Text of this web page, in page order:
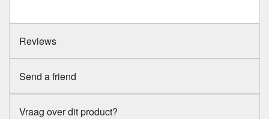
Reviews
Send a friend
Vraag over dit product?